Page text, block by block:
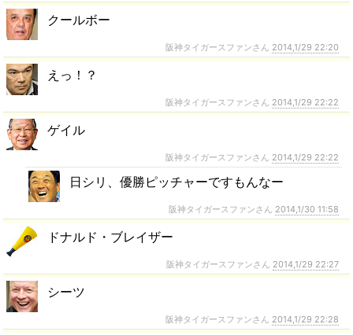
クールボー
阪神タイガースファンさん 2014,1/29 22:20
えっ！？
阪神タイガースファンさん 2014,1/29 22:22
ゲイル
阪神タイガースファンさん 2014,1/29 22:22
日シリ、優勝ピッチャーですもんなー
阪神タイガースファンさん 2014,1/30 11:58
ドナルド・ブレイザー
阪神タイガースファンさん 2014,1/29 22:27
シーツ
阪神タイガースファンさん 2014,1/29 22:28